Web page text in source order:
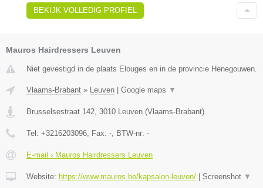
BEKIJK VOLLEDIG PROFIEL
Mauros Hairdressers Leuven
Niet gevestigd in de plaats Elouges en in de provincie Henegouwen.
Vlaams-Brabant » Leuven | Google maps ▼
Brusselsestraat 142 3010 Leuven (Vlaams-Brabant)
Tel: +3216203096 , Fax: - , BTW-nr: -
E-mail › Mauros Hairdressers Leuven
Website: https://www.mauros.be/kapsalon-leuven/ | Screenshot ▼